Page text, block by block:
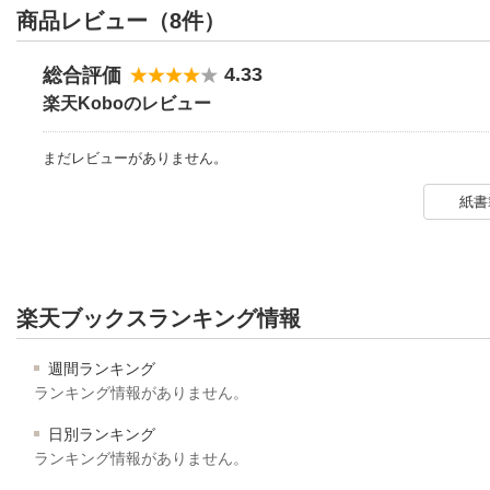
商品レビュー（8件）
総合評価 4.33
楽天Koboのレビュー
まだレビューがありません。
紙
楽天ブックスランキング情報
週間ランキング
ランキング情報がありません。
日別ランキング
ランキング情報がありません。